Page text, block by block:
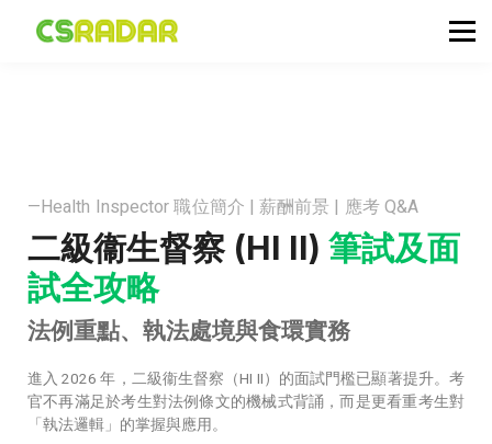
公務員投考資訊
會員登入／註冊
—Health Inspector 職位簡介 | 薪酬前景 | 應考 Q&A
二級衞生督察 (HI II) 筆試及面
試全攻略
法例重點、執法處境與食環實務
進入 2026 年，二級衞生督察（HI II）的面試門檻已顯著提升。考
官不再滿足於考生對法例條文的機械式背誦，而是更看重考生對
「執法邏輯」的掌握與應用。